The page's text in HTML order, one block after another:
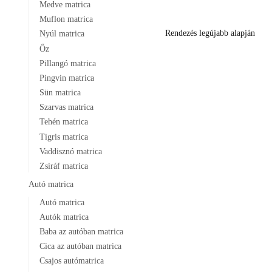
Medve matrica
Muflon matrica
Nyúl matrica
Őz
Pillangó matrica
Pingvin matrica
Sün matrica
Szarvas matrica
Tehén matrica
Tigris matrica
Vaddisznó matrica
Zsiráf matrica
Autó matrica
Autó matrica
Autók matrica
Baba az autóban matrica
Cica az autóban matrica
Csajos autómatrica